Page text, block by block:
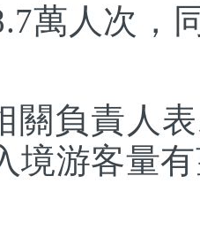
萬人次，
關負責人
境游客量